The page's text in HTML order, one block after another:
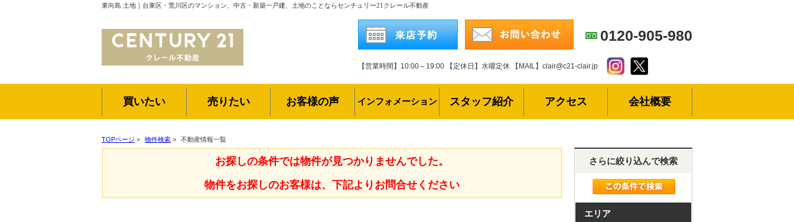
東向島 土地｜台東区・荒川区のマンション、中古・新築一戸建、土地のことならセンチュリー21クレール不動産
0120-905-980
【営業時間】10:00～19:00 【定休日】水曜定休 【MAIL】clair@c21-clair.jp
買いたい 売りたい お客様の声 インフォメーション スタッフ紹介 アクセス 会社概要
TOPページ > 物件検索 > 不動産情報一覧
お探しの条件では物件が見つかりませんでした。
物件をお探しのお客様は、下記よりお問合せください
さらに絞り込んで検索
エリア